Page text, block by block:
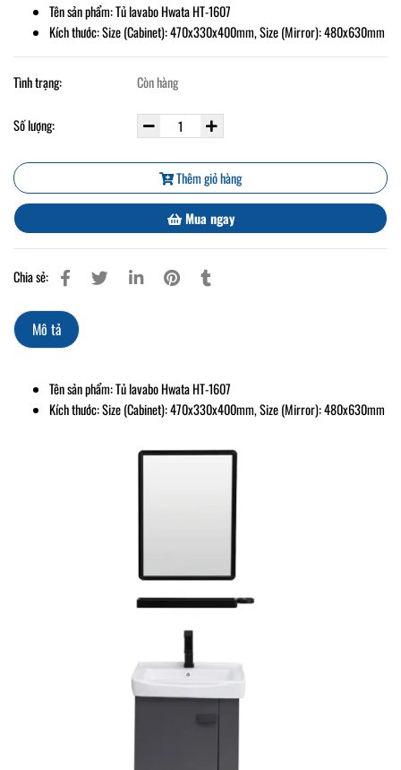
Tên sản phẩm: Tủ lavabo Hwata HT-1607
Kích thước: Size (Cabinet): 470x330x400mm, Size (Mirror): 480x630mm
Tình trạng: Còn hàng
Số lượng:
Thêm giỏ hàng
Mua ngay
Chia sẻ:
Mô tả
Tên sản phẩm: Tủ lavabo Hwata HT-1607
Kích thước: Size (Cabinet): 470x330x400mm, Size (Mirror): 480x630mm